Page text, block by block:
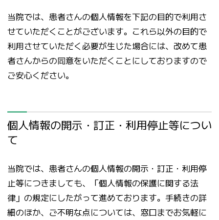
当院では、患者さんの個人情報を下記の目的で利用さ
せていただくことがございます。これら以外の目的で
利用させていただく必要が生じた場合には、改めて患
者さんからの同意をいただくことにしておりますので
ご安心ください。
個人情報の開示・訂正・利用停止等につい
て
当院では、患者さんの個人情報の開示・訂正・利用停
止等につきましても、「個人情報の保護に関する法
律」の規定にしたがって進めております。手続きの詳
細のほか、ご不明な点については、窓口までお気軽に